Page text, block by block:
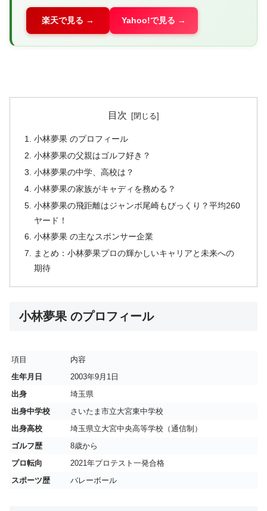
楽天で見る Yahoo!で見る
目次
小林夢果 のプロフィール
小林夢果の父親はゴルフ好き？
小林夢果の中学、高校は？
小林夢果の家族がキャディを務める？
小林夢果の飛距離はジャンボ尾崎もびっくり？平均260
ヤード！
小林夢果 の主なスポンサー企業
まとめ：小林夢果プロの輝かしいキャリアと未来への
期待
小林夢果 のプロフィール
項目
内容
生年月日
2003年9月1日
出身
埼玉県
出身中学校
さいたま市立大宮東中学校
出身高校
埼玉県立大宮中央高等学校（通信制）
ゴルフ歴
8歳から
プロ転向
2021年プロテスト一発合格
スポーツ歴
バレーボール